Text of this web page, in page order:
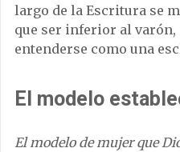
largo de la Escritura se
que ser inferior al varón,
entenderse como una
El modelo
El modelo de mujer que